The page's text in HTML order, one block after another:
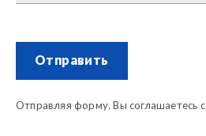
Отправить
Отправляя форму, Вы соглашаетесь с